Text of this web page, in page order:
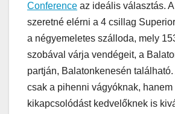
Conference az ideális választás.
szeretné elérni a 4 csillag
a négyemeletes szálloda, mely
szobával várja vendégeit, a
partján, Balatonkenesén
csak a pihenni vágyóknak, hanem
kikapcsolódást kedvelőknek is